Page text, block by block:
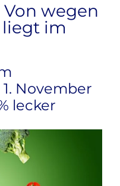
wegen
liegt im
November
lecker